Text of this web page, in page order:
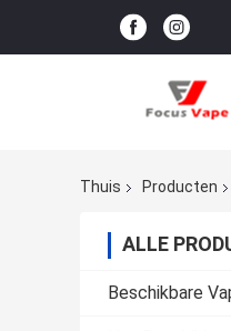
Thuis Producten
ALLE
Beschikbare